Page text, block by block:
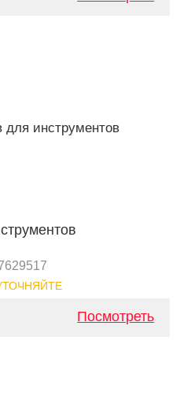
Посмотреть